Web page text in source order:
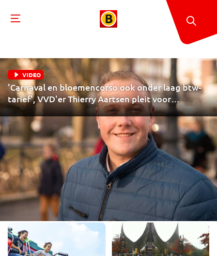
VIDEO
'Carnaval en bloemencorso ook onder laag btw-
tarief', VVD'er Thierry Aartsen pleit voor
volkscultuur